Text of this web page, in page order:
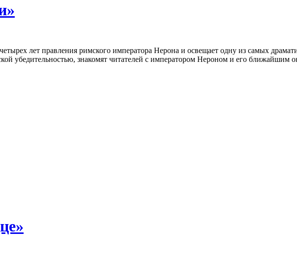
лет правления римского императора Нерона и освещает одну из самых
убедительностью, знакомят читателей с императором Нероном и его ближайшим